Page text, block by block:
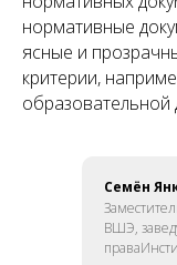
нормативные
ясные и
критерии,
образовательной
Семён
ВШЭ,